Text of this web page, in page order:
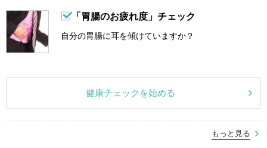
「胃腸のお疲れ度」チェック
自分の胃腸に耳を傾けていますか？
健康チェックを始める
もっと見る